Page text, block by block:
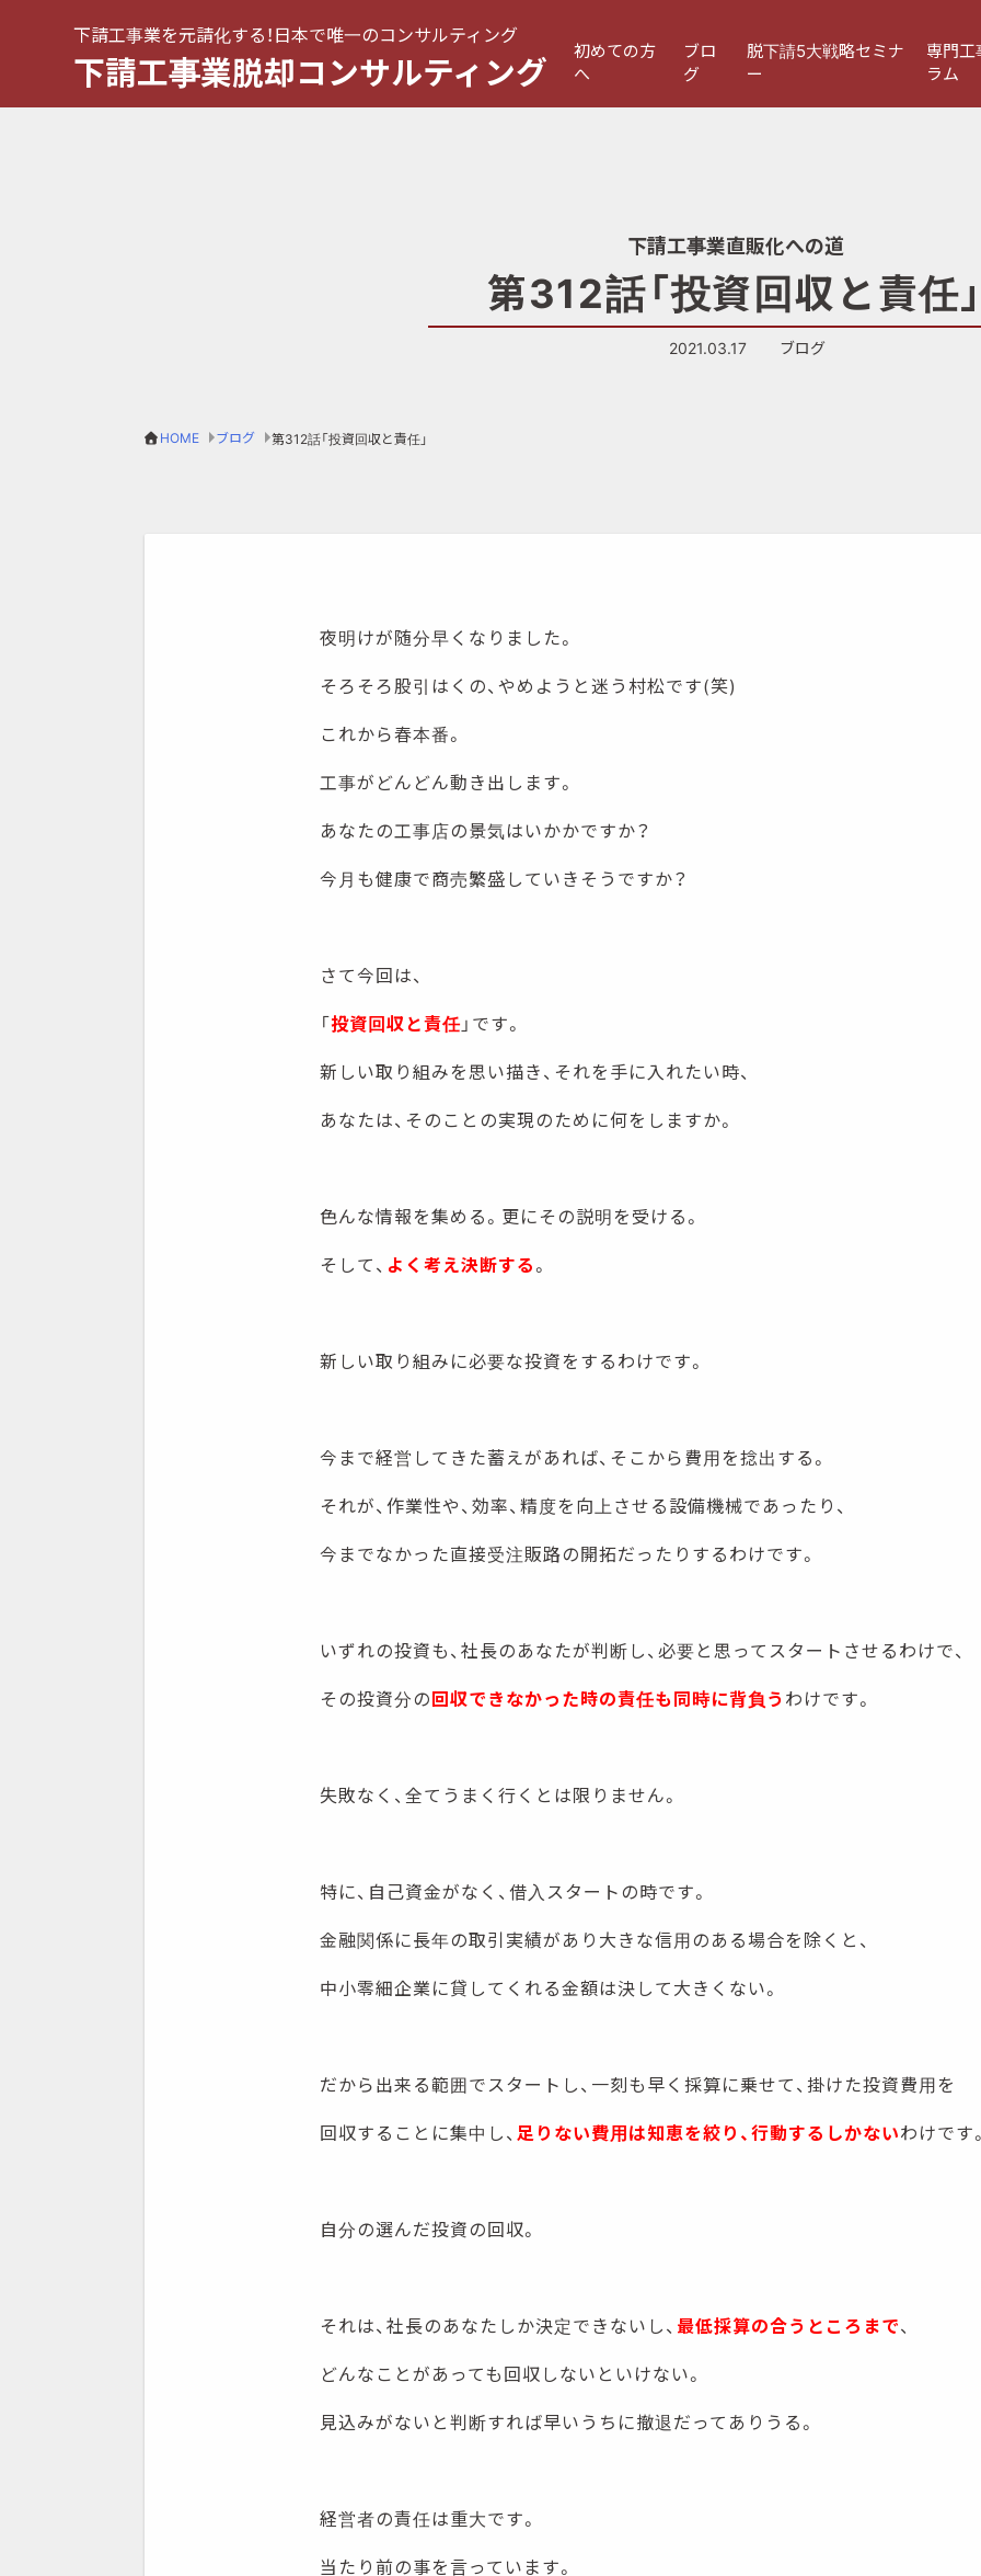
下請工事業を元請化する！日本で唯一のコンサルティング
下請工事業脱却コンサルティング
初めての方
へ
ブロ
グ
脱下請5大戦略セミナ
ー
専門
ラム
下請工事業直販化への道
第312話「投資回収と責任
2021.03.17 ブログ
HOME ブログ 第312話「投資回収と責任」
夜明けが随分早くなりました。
そろそろ股引はくの、やめようと迷う村松です(笑)
これから春本番。
工事がどんどん動き出します。
あなたの工事店の景気はいかかですか？
今月も健康で商売繁盛していきそうですか？
さて今回は、
「投資回収と責任」です。
新しい取り組みを思い描き、それを手に入れたい時、
あなたは、そのことの実現のために何をしますか。
色んな情報を集める。更にその説明を受ける。
そして、 よく考え決断する。
新しい取り組みに必要な投資をするわけです。
今まで経営してきた蓄えがあれば、そこから費用を捻出する。
それが、作業性や、効率、精度を向上させる設備機械であったり、
今までなかった直接受注販路の開拓だったりするわけです。
いずれの投資も、社長のあなたが判断し、必要と思ってスタートさせるわけで、
その投資分の回収できなかった時の責任も同時に背負うわけです。
失敗なく、全てうまく行くとは限りません。
特に、自己資金がなく、借入スタートの時です。
金融関係に長年の取引実績があり大きな信用のある場合を除くと、
中小零細企業に貸してくれる金額は決して大きくない。
だから出来る範囲でスタートし、一刻も早く採算に乗せて、掛けた投資費用を
回収することに集中し、 足りない費用は知恵を絞り、行動するしかないわけです
自分の選んだ投資の回収。
それは、社長のあなたしか決定できないし、 最低採算の合うところまで、
どんなことがあっても回収しないといけない。
見込みがないと判断すれば早いうちに撤退だってありうる。
経営者の責任は重大です。
当たり前の事を言っています。